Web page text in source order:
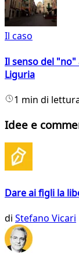
Il caso
Il senso del
Liguria
1 min di
Idee e
Dare ai figli la
di Stefano Vicari